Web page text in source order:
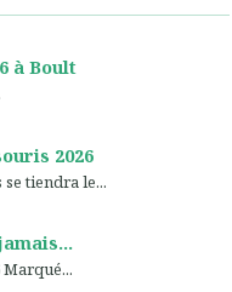
à Boult
2026
tiendra le...